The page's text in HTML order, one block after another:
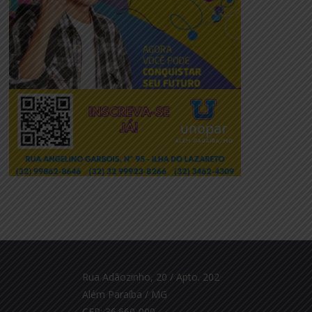
Rua Adãozinho, 20 / Apto. 202
Além Paraíba / MG